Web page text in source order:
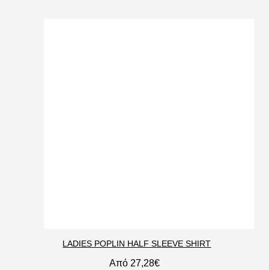
LADIES POPLIN HALF SLEEVE SHIRT
Από 27,28€